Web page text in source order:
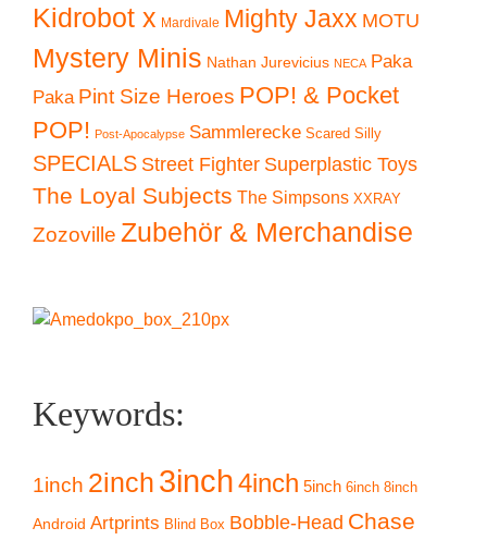
Kidrobot x Mardivale Mighty Jaxx MOTU
Mystery Minis Nathan Jurevicius NECA Paka
Paka Pint Size Heroes POP! & Pocket
POP! Post-Apocalypse Sammlerecke Scared Silly
SPECIALS Street Fighter Superplastic Toys
The Loyal Subjects The Simpsons XXRAY
Zozoville Zubehör & Merchandise
Keywords:
1inch 2inch 3inch4inch 5inch 6inch 8inch
Android Artprints Blind Box Bobble-Head Chase